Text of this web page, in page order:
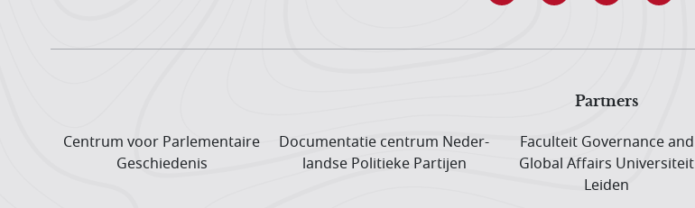
Partners
Centrum voor Parlementaire
Geschiedenis
Documentatie centrum Neder­
landse Politieke Partijen
Faculteit Governance and
Global Affairs Universiteit
Leiden